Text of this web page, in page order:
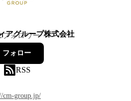
アグループ株式会社
フォロワー
フォロー
RSS
cm-group.jp/